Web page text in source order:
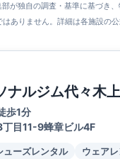
が独自の調査・基準に基づき、
ありません。詳細は各施設の公
ナルジム代々木
歩1分
目11-9蜂章ビル4F
ューズレンタル ウェア